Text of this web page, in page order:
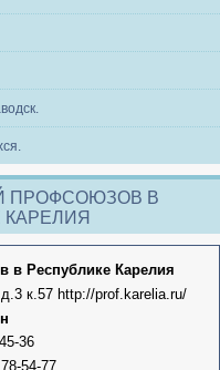
ПРОФСОЮЗОВ В
КАРЕЛИЯ
в Республике Карелия
к.57 http://prof.karelia.ru/
36
54-77